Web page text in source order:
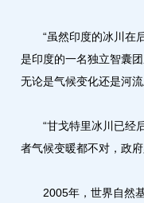
“虽然印度的冰川在后
是印度的一名独立智囊
无论是气候变化还是河
“甘戈特里冰川已经后
者气候变暖都不对，政
2005年，世界自然基